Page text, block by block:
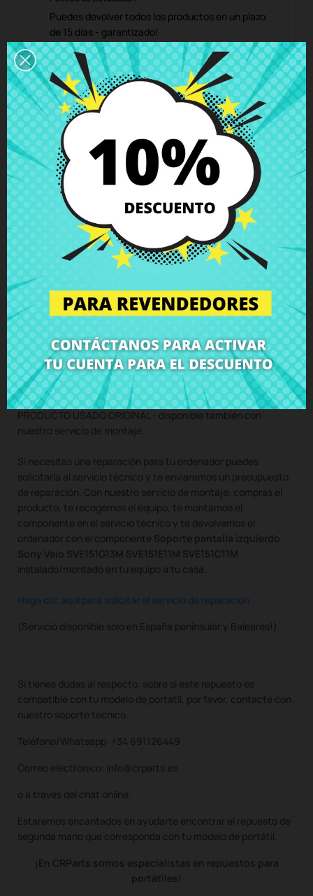
Puedes devolver todos los productos en un plazo
de 15 días - garantizado!
Detalles del producto
Grados
Comentarios
Soporte pantalla izquierdo Sony Vaio
SVE151G13M SVE151E11M SVE151C11M
sin tornillos
CompraSoporte pantalla izquierdo Sony Vaio SVE151G13M
SVE151E11M SVE151C11Mal mejor precio en CRParts -
PRODUCTO USADO ORIGINAL - disponible también con
nuestro servicio de montaje.
Si necesitas una reparación para tu ordenador puedes
solicitarla al servicio técnico y te enviaremos un presupuesto
de reparación. Con nuestro servicio de montaje, compras el
producto, te recogemos el equipo, te montamos el
componente en el servicio técnico y te devolvemos el
ordenador con el componente Soporte pantalla izquierdo
Sony Vaio SVE151G13M SVE151E11M SVE151C11M
instalado/montado en tu equipo a tu casa.
Haga clic aquí para solicitar el servicio de reparación
(Servicio disponible solo en España peninsular y Baleares!)
Si tienes dudas al respecto, sobre si este repuesto es
compatible con tu modelo de portátil, por favor, contacte con
nuestro soporte técnico.
Teléfono/Whatsapp: +34 691126449
Correo electrónico: info@crparts.es
o a traves del chat online.
Estaremos encantados en ayudarte encontrar el repuesto de
segunda mano que corresponda con tu modelo de portátil.
¡En CRParts somos especialistas en repuestos para
portátiles!